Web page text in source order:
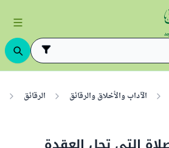
الآداب والأخلاق والرقائق الرقائق